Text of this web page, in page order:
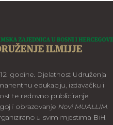
godine. Djelatnost Udruženja
edukaciju, izdavačku i
te redovno publiciranje
i obrazovanje Novi MUALLIM.
u svim mjestima BiH.